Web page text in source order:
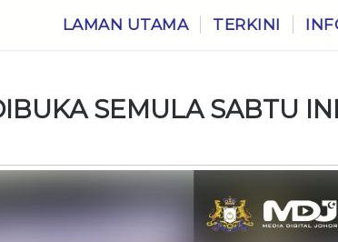
LAMAN UTAMA TERKINI
SEMULA SABTU